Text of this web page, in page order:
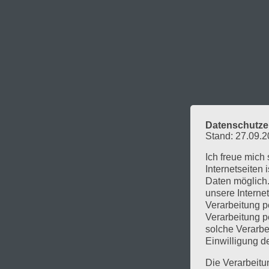
Stand:
Ich freue
Internetseiten
Daten
unsere
Verarbeitung
Verarbeitung
solche
Einwilligung
Die